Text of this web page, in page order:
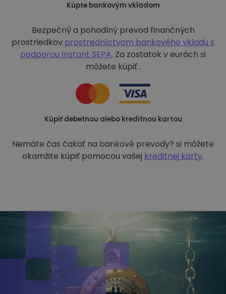
Kúpte bankovým vkladom
Bezpečný a pohodlný prevod finančných
prostriedkov prostredníctvom bankového vkladu s
podporou Instant SEPA. Za zostatok v eurách si
môžete kúpiť .
Kúpiť debetnou alebo kreditnou kartou
Nemáte čas čakať na bankové prevody? si môžete
okamžite kúpiť pomocou vašej kreditnej karty.